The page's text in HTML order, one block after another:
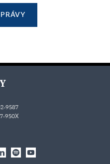
9587
950X